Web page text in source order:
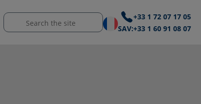
+33 1 72 07 17 05
SAV:+33 1 60 91 08 07